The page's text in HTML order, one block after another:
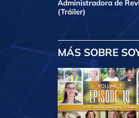
Administradora de
(Tráiler)
MÁS SOBRE